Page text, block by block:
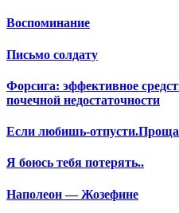
Воспоминание
Письмо солдату
Форсига: эффективное
почечной недостаточности
Если любишь-
Я боюсь тебя потерять..
Наполеон — Жозефине